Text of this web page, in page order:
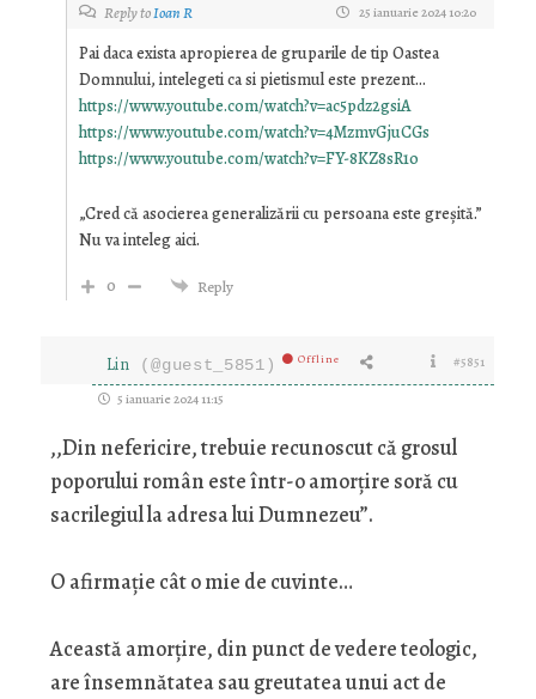
Reply toIoan R 25 ianuarie 2024 10:20
Pai daca exista apropierea de gruparile de tip Oastea
Domnului, intelegeti ca si pietismul este prezent…
https://www.youtube.com/watch?v=ac5pdz2gsiA
https://www.youtube.com/watch?v=4MzmvGjuCGs
https://www.youtube.com/watch?v=FY-8KZ8sR1o
„Cred că asocierea generalizării cu persoana este greșită.”
Nu va inteleg aici.
0
Reply
Lin (@guest_5851) Offline #5851
5 ianuarie 2024 11:15
,,Din nefericire, trebuie recunoscut că grosul
poporului român este într-o amorțire soră cu
sacrilegiul la adresa lui Dumnezeu”.
O afirmație cât o mie de cuvinte…
Această amorțire, din punct de vedere teologic,
are însemnătatea sau greutatea unui act de